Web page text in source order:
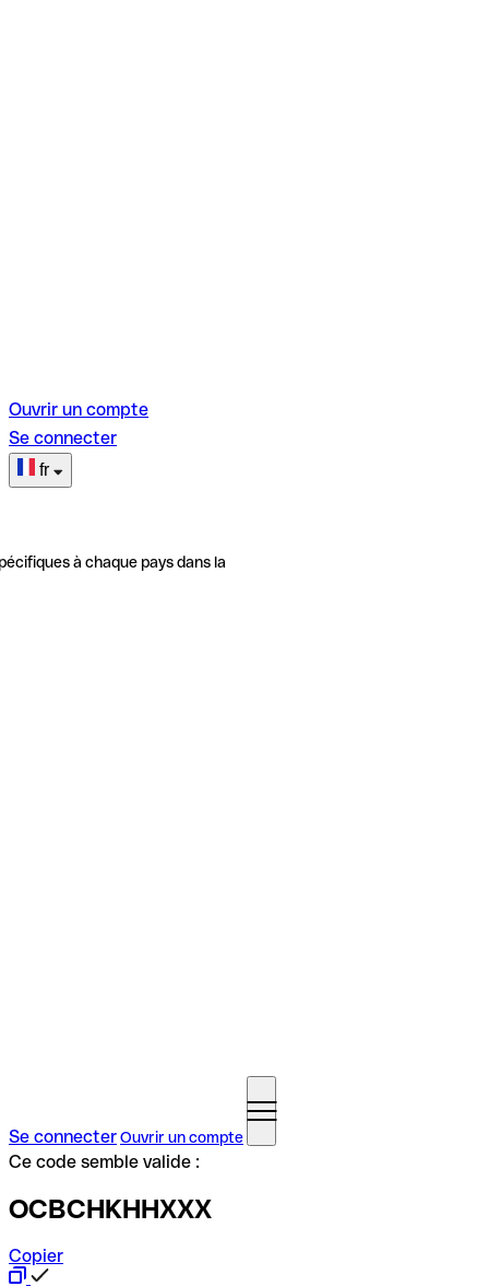
Ouvrir un compte
Se connecter
fr
à chaque pays dans la
Se connecterOuvrir un compte
Ce code semble valide :
OCBCHKHHXXX
Copier